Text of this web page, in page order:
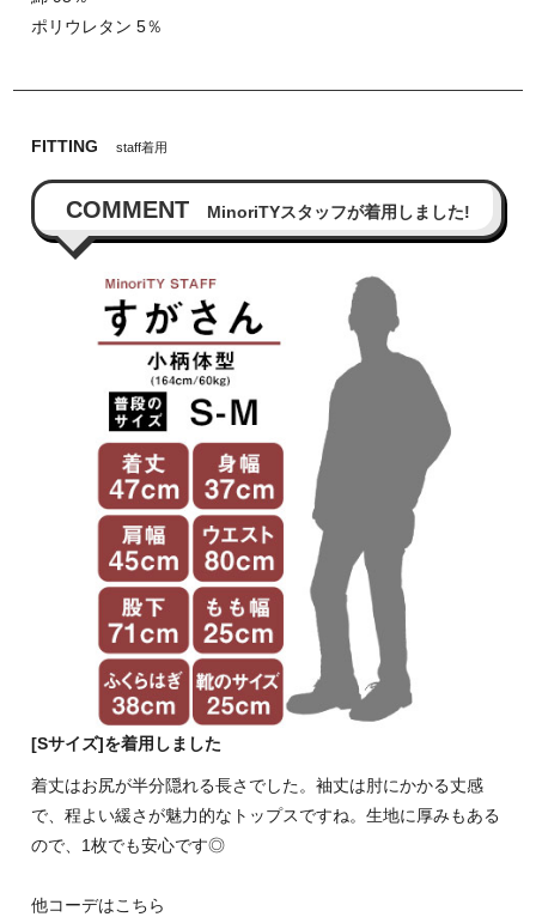
ポリウレタン 5％
FITTING staff着用
COMMENT MinoriTYスタッフが着用しました!
[Sサイズ]を着用しました
着丈はお尻が半分隠れる長さでした。袖丈は肘にかかる丈感
で、程よい緩さが魅力的なトップスですね。生地に厚みもある
ので、1枚でも安心です◎
他コーデはこちら